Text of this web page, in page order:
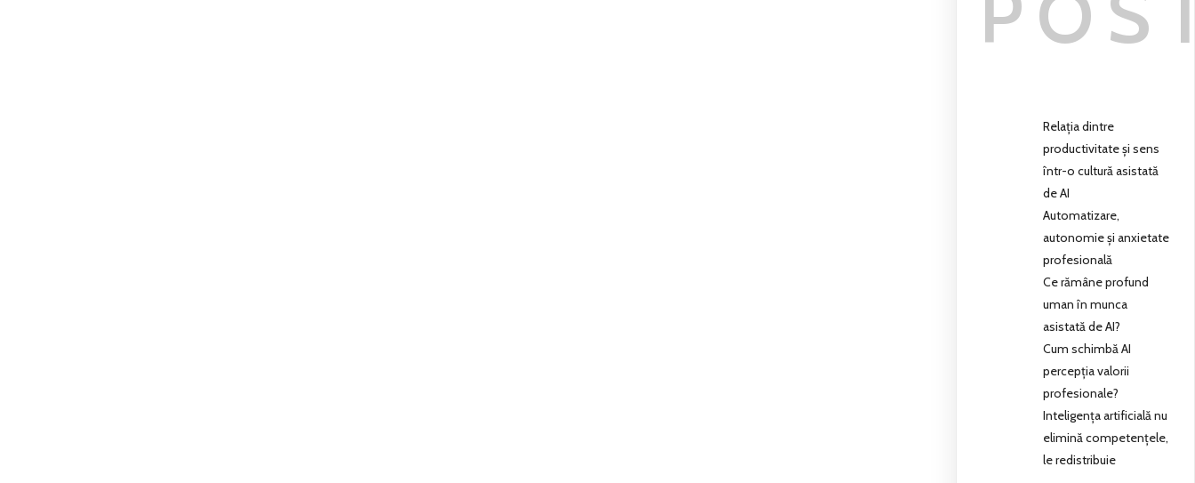
Relația dintre
productivitate și sens
într-o cultură asistată
de AI
Automatizare,
autonomie și anxietate
profesională
Ce rămâne profund
uman în munca
asistată de AI?
Cum schimbă AI
percepția valorii
profesionale?
Inteligența artificială nu
elimină competențele,
le redistribuie